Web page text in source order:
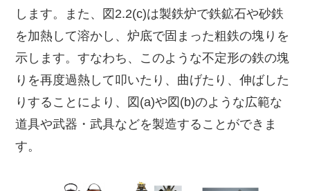
します。また、図2.2(c)は製鉄炉で鉄鉱石や砂鉄
を加熱して溶かし、炉底で固まった粗鉄の塊りを
示します。すなわち、このような不定形の鉄の塊
りを再度過熱して叩いたり、曲げたり、伸ばした
りすることにより、図(a)や図(b)のような広範な
道具や武器・武具などを製造することができま
す。